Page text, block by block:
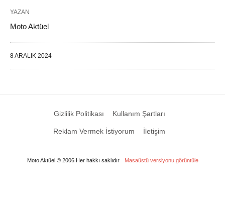
YAZAN
Moto Aktüel
8 ARALIK 2024
Gizlilik Politikası Kullanım Şartları
Reklam Vermek İstiyorum İletişim
Moto Aktüel © 2006 Her hakkı saklıdır Masaüstü versiyonu görüntüle